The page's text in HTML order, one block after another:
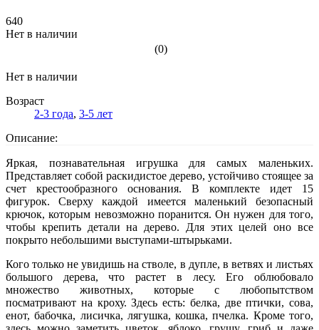
640
Нет в наличии
(0)
Нет в наличии
Возраст
2-3 года, 3-5 лет
Описание:
Яркая, познавательная игрушка для самых маленьких.
Представляет собой раскидистое дерево, устойчиво стоящее за
счет крестообразного основания. В комплекте идет 15
фигурок. Сверху каждой имеется маленький безопасный
крючок, которым невозможно поранится. Он нужен для того,
чтобы крепить детали на дерево. Для этих целей оно все
покрыто небольшими выступами-штырьками.
Кого только не увидишь на стволе, в дупле, в ветвях и листьях
большого дерева, что растет в лесу. Его облюбовало
множество животных, которые с любопытством
посматривают на кроху. Здесь есть: белка, две птички, сова,
енот, бабочка, лисичка, лягушка, кошка, пчелка. Кроме того,